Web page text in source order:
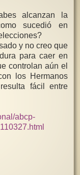
alcanzan la
sucedió en
y no creo que
para caer en
controlan aún el
los Hermanos
fácil entre
abcp-